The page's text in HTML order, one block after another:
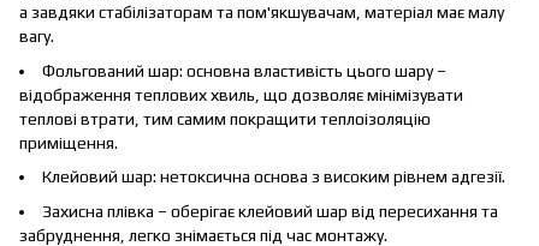
а завдяки стабілізаторам та пом'якшувачам, матеріал має малу
вагу.
Фольгований шар: основна властивість цього шару –
відображення теплових хвиль, що дозволяє мінімізувати
теплові втрати, тим самим покращити теплоізоляцію
приміщення.
Клейовий шар: нетоксична основа з високим рівнем адгезії.
Захисна плівка – оберігає клейовий шар від пересихання та
забруднення, легко знімається під час монтажу.